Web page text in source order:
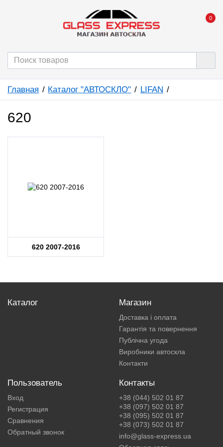
0
Главная Каталог "АВТОСКЛО" LIFAN
620
620 2007-2016
Каталог Магазин
Доставка і оплата
Гарантія та повернення
Публічна угода
Виробники автоскла
Контакти
Пользователь
Вход
Регистрация
Сравнения
Обратный звонок
Контакты
+38 (044) 502 01 87
+38 (097) 502 01 87
+38 (095) 502 01 87
+38 (073) 502 01 87
info@glass-express.ua